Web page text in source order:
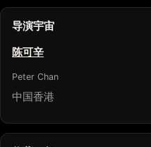
导演宇宙
陈可辛
Peter Chan
中国香港